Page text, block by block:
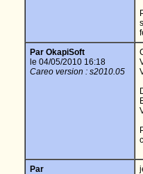
Par OkapiSoft
le 04/05/2010 16:18
Careo version : s2010.05
Par